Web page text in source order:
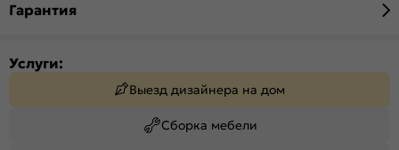
Гарантия
Услуги:
Выезд дизайнера на дом
Сборка мебели